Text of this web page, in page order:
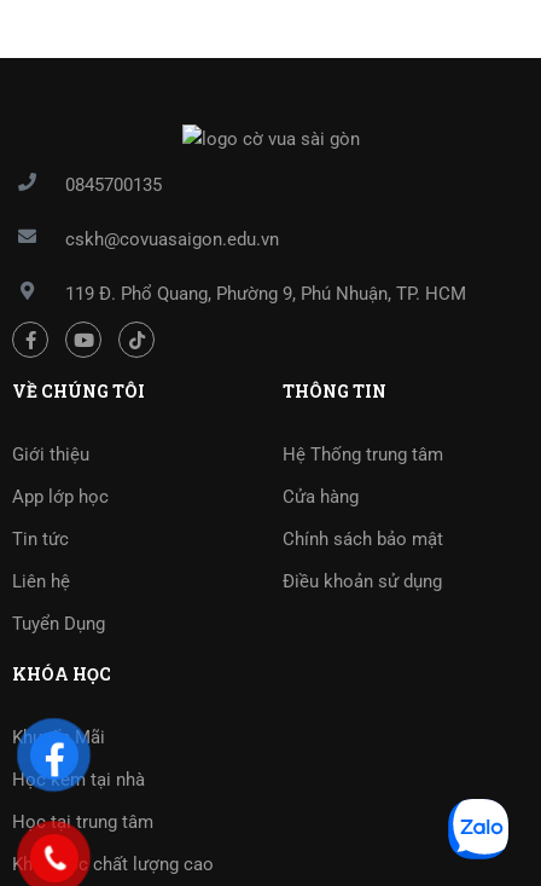
0845700135
cskh@covuasaigon.edu.vn
119 Đ. Phổ Quang, Phường 9, Phú Nhuận, TP. HCM
VỀ CHÚNG TÔI
Giới thiệu
App lớp học
Tin tức
Liên hệ
Tuyển Dụng
THÔNG TIN
Hệ Thống trung tâm
Cửa hàng
Chính sách bảo mật
Điều khoản sử dụng
KHÓA HỌC
Khuyến Mãi
Học kèm tại nhà
Học tại trung tâm
Khóa học chất lượng cao